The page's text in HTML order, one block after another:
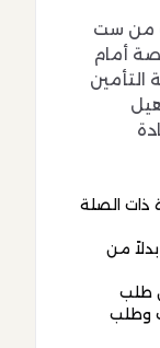
من ست
أمام
التأمين
ذات الصلة
بدلاً من
طلب
وطلب